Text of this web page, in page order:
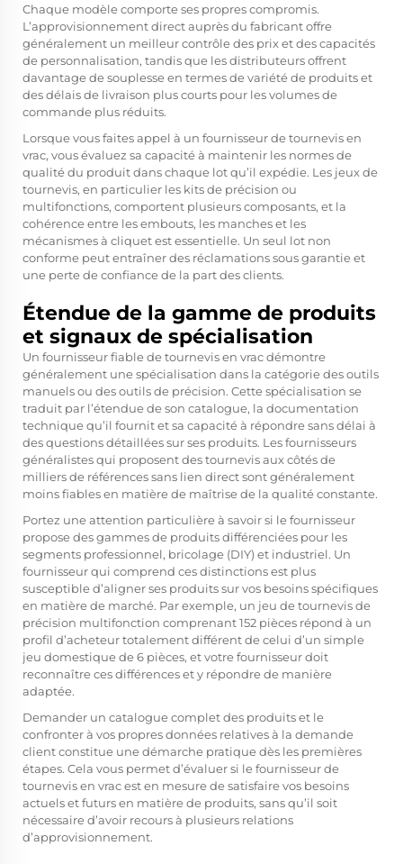
Chaque modèle comporte ses propres compromis.
L’approvisionnement direct auprès du fabricant offre
généralement un meilleur contrôle des prix et des capacités
de personnalisation, tandis que les distributeurs offrent
davantage de souplesse en termes de variété de produits et
des délais de livraison plus courts pour les volumes de
commande plus réduits.
Lorsque vous faites appel à un fournisseur de tournevis en
vrac, vous évaluez sa capacité à maintenir les normes de
qualité du produit dans chaque lot qu’il expédie. Les jeux de
tournevis, en particulier les kits de précision ou
multifonctions, comportent plusieurs composants, et la
cohérence entre les embouts, les manches et les
mécanismes à cliquet est essentielle. Un seul lot non
conforme peut entraîner des réclamations sous garantie et
une perte de confiance de la part des clients.
Étendue de la gamme de produits
et signaux de spécialisation
Un fournisseur fiable de tournevis en vrac démontre
généralement une spécialisation dans la catégorie des outils
manuels ou des outils de précision. Cette spécialisation se
traduit par l’étendue de son catalogue, la documentation
technique qu’il fournit et sa capacité à répondre sans délai à
des questions détaillées sur ses produits. Les fournisseurs
généralistes qui proposent des tournevis aux côtés de
milliers de références sans lien direct sont généralement
moins fiables en matière de maîtrise de la qualité constante.
Portez une attention particulière à savoir si le fournisseur
propose des gammes de produits différenciées pour les
segments professionnel, bricolage (DIY) et industriel. Un
fournisseur qui comprend ces distinctions est plus
susceptible d’aligner ses produits sur vos besoins spécifiques
en matière de marché. Par exemple, un jeu de tournevis de
précision multifonction comprenant 152 pièces répond à un
profil d’acheteur totalement différent de celui d’un simple
jeu domestique de 6 pièces, et votre fournisseur doit
reconnaître ces différences et y répondre de manière
adaptée.
Demander un catalogue complet des produits et le
confronter à vos propres données relatives à la demande
client constitue une démarche pratique dès les premières
étapes. Cela vous permet d’évaluer si le fournisseur de
tournevis en vrac est en mesure de satisfaire vos besoins
actuels et futurs en matière de produits, sans qu’il soit
nécessaire d’avoir recours à plusieurs relations
d’approvisionnement.